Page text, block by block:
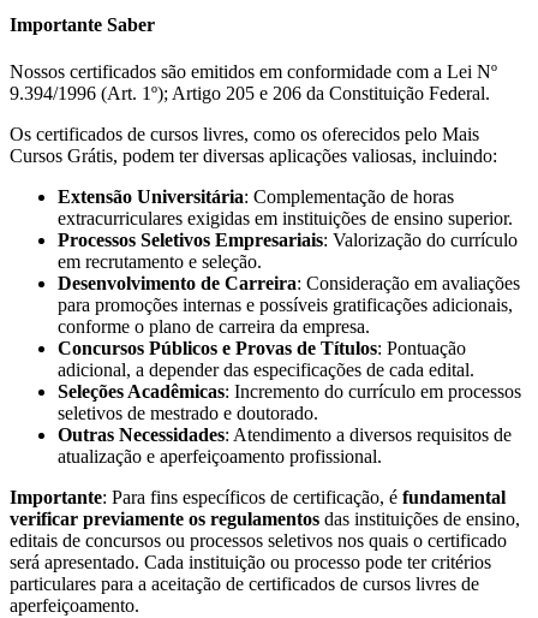
Importante Saber
Nossos certificados são emitidos em conformidade com a Lei Nº
9.394/1996 (Art. 1º); Artigo 205 e 206 da Constituição Federal.
Os certificados de cursos livres, como os oferecidos pelo Mais
Cursos Grátis, podem ter diversas aplicações valiosas, incluindo:
Extensão Universitária: Complementação de horas
extracurriculares exigidas em instituições de ensino superior.
Processos Seletivos Empresariais: Valorização do currículo
em recrutamento e seleção.
Desenvolvimento de Carreira: Consideração em avaliações
para promoções internas e possíveis gratificações adicionais,
conforme o plano de carreira da empresa.
Concursos Públicos e Provas de Títulos: Pontuação
adicional, a depender das especificações de cada edital.
Seleções Acadêmicas: Incremento do currículo em processos
seletivos de mestrado e doutorado.
Outras Necessidades: Atendimento a diversos requisitos de
atualização e aperfeiçoamento profissional.
Importante: Para fins específicos de certificação, é fundamental
verificar previamente os regulamentos das instituições de ensino,
editais de concursos ou processos seletivos nos quais o certificado
será apresentado. Cada instituição ou processo pode ter critérios
particulares para a aceitação de certificados de cursos livres de
aperfeiçoamento.